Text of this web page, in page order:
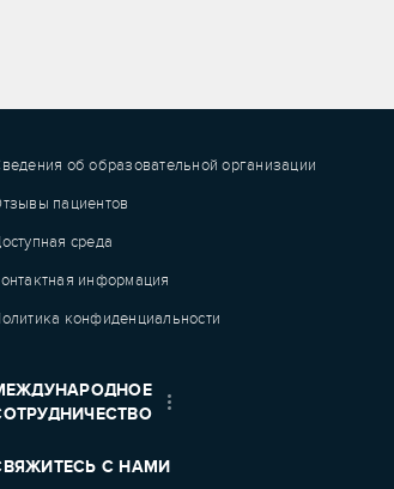
об образовательной организации
пациентов
среда
информация
конфиденциальности
С НАМИ